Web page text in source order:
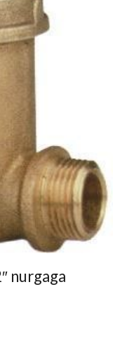
nurgaga